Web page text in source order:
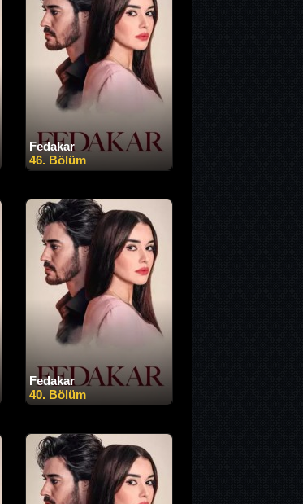
Fedakar
46. Bölüm
Fedakar
40. Bölüm